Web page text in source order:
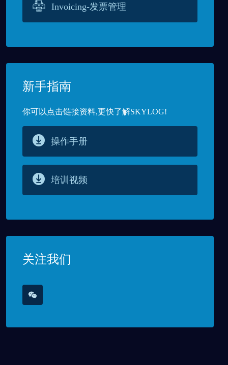
Invoicing-发票管理
新手指南
你可以点击链接资料,更快了解SKYLOG!
操作手册
培训视频
关注我们